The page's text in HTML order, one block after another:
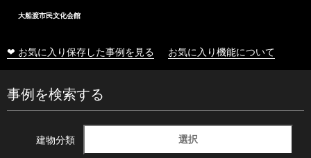
大船渡市民文化会館
❤ お気に入り保存した事例を見る お気に入り機能について
事例を検索する
建物分類 選択